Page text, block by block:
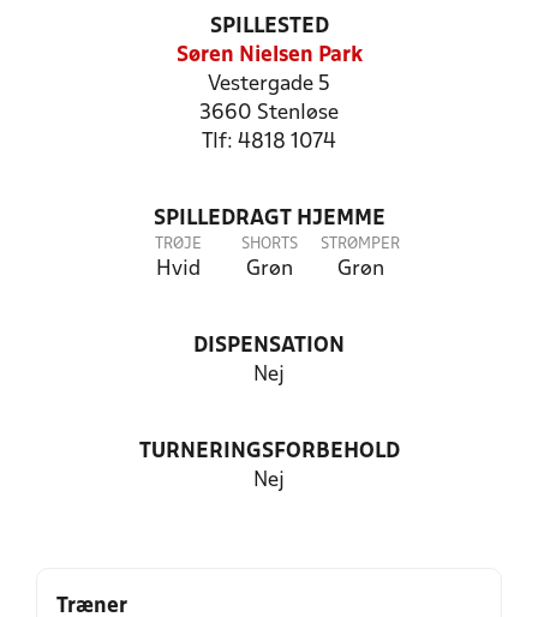
SPILLESTED
Søren Nielsen Park
Vestergade 5
3660 Stenløse
Tlf: 4818 1074
SPILLEDRAGT HJEMME
TRØJE
Hvid
SHORTS
Grøn
STRØMPER
Grøn
DISPENSATION
Nej
TURNERINGSFORBEHOLD
Nej
Træner